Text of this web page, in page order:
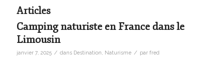
Articles
Camping naturiste en France dans le
Limousin
janvier 7, 2025 / dans Destination Naturisme / par fred